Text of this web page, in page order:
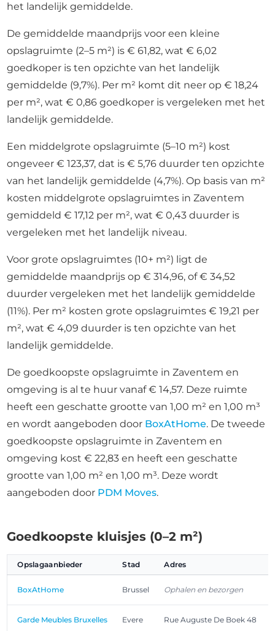
het landelijk gemiddelde.
De gemiddelde maandprijs voor een kleine
opslagruimte (2–5 m²) is € 61,82, wat € 6,02
goedkoper is ten opzichte van het landelijk
gemiddelde (9,7%). Per m² komt dit neer op € 18,24
per m², wat € 0,86 goedkoper is vergeleken met het
landelijk gemiddelde.
Een middelgrote opslagruimte (5–10 m²) kost
ongeveer € 123,37, dat is € 5,76 duurder ten opzichte
van het landelijk gemiddelde (4,7%). Op basis van m²
kosten middelgrote opslagruimtes in Zaventem
gemiddeld € 17,12 per m², wat € 0,43 duurder is
vergeleken met het landelijk niveau.
Voor grote opslagruimtes (10+ m²) ligt de
gemiddelde maandprijs op € 314,96, of € 34,52
duurder vergeleken met het landelijk gemiddelde
(11%). Per m² kosten grote opslagruimtes € 19,21 per
m², wat € 4,09 duurder is ten opzichte van het
landelijk gemiddelde.
De goedkoopste opslagruimte in Zaventem en
omgeving is al te huur vanaf € 14,57. Deze ruimte
heeft een geschatte grootte van 1,00 m² en 1,00 m³
en wordt aangeboden door BoxAtHome. De tweede
goedkoopste opslagruimte in Zaventem en
omgeving kost € 22,83 en heeft een geschatte
grootte van 1,00 m² en 1,00 m³. Deze wordt
aangeboden door PDM Moves.
Goedkoopste kluisjes (0–2 m²)
Opslagaanbieder Stad Adres
BoxAtHome Brussel Ophalen en bezorgen
Garde Meubles Bruxelles Evere Rue Auguste De Boek 48